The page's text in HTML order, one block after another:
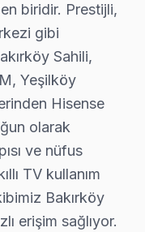
ekran'ler için en
en sık
arızaları,
genelde
biridir. Prestijli,
gibi
Sahili,
Yeşilköy
Hisense
olarak
ve nüfus
TV kullanım
Bakırköy
erişim sağlıyor.